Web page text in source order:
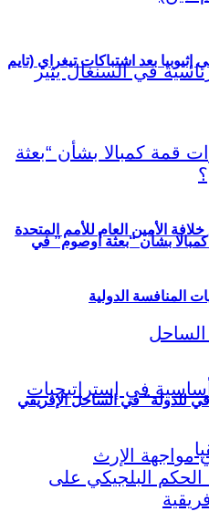
الأمين العام للأمم المتحدة
المنافسة الدولية
بعد اشتباكات تيغراي (تايم
بشأن “بعثة أوصوم” في
للدولة” في الساحل الإفريقي